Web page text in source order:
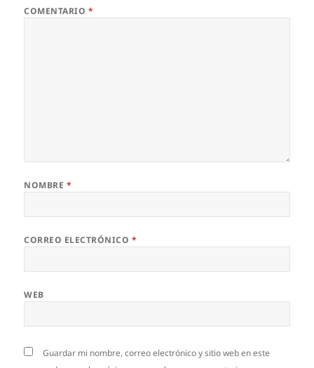
COMENTARIO *
NOMBRE *
CORREO ELECTRÓNICO *
WEB
Guardar mi nombre, correo electrónico y sitio web en este